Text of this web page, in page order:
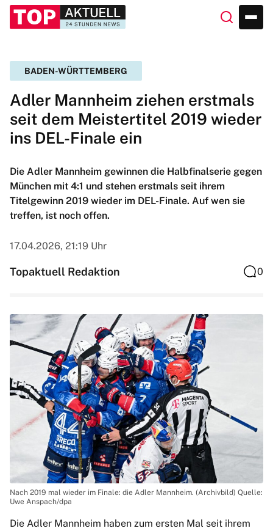
BADEN-WÜRTTEMBERG
Adler Mannheim ziehen erstmals
seit dem Meistertitel 2019 wieder
ins DEL-Finale ein
Die Adler Mannheim gewinnen die Halbfinalserie gegen
München mit 4:1 und stehen erstmals seit ihrem
Titelgewinn 2019 wieder im DEL-Finale. Auf wen sie
treffen, ist noch offen.
17.04.2026, 21:19 Uhr
Topaktuell Redaktion 0
Nach 2019 mal wieder im Finale: die Adler Mannheim. (Archivbild) Quelle:
Uwe Anspach/dpa
Die Adler Mannheim haben zum ersten Mal seit ihrem